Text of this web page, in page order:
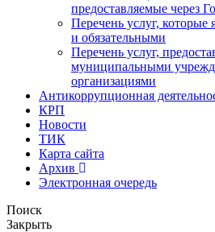
предоставляемые через
Перечень услуг,
и обязательными
Перечень услуг,
муниципальными
организациями
Антикоррупционная
КРП
Новости
ТИК
Карта сайта
Архив
Электронная очередь
Поиск
Закрыть